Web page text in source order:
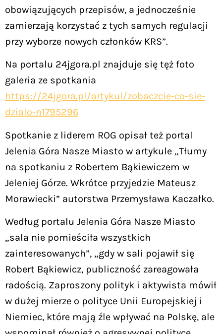
obowiązujących przepisów, a jednocześnie
zamierzają korzystać z tych samych regulacji
przy wyborze nowych członków KRS”.
Na portalu 24jgora.pl znajduje się tęż foto
galeria ze spotkania
https://24jgora.pl/artykul/zobaczcie-co-sie-
dzialo-n1795296
Spotkanie z liderem ROG opisał też portal
Jelenia Góra Nasze Miasto w artykule „Tłumy
na spotkaniu z Robertem Bąkiewiczem w
Jeleniej Górze. Wkrótce przyjedzie Mateusz
Morawiecki” autorstwa Przemysława Kaczałko.
Według portalu Jelenia Góra Nasze Miasto
„sala nie pomieściła wszystkich
zainteresowanych”, „gdy w sali pojawił się
Robert Bąkiewicz, publiczność zareagowała
radością. Zaproszony polityk i aktywista mówił
w dużej mierze o polityce Unii Europejskiej i
Niemiec, które mają źle wpływać na Polskę, ale